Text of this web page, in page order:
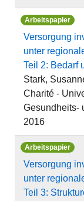
Arbeitspapier
Versorgung
unter
Teil 2: Bedarf
Stark,
Charité -
Gesundheits-
2016
Arbeitspapier
Versorgung
unter
Teil 3: